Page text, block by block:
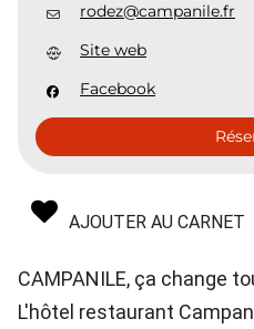
rodez@campanile.fr
Site web
Facebook
AJOUTER AU CARNET
CAMPANILE, ça change
L'hôtel restaurant